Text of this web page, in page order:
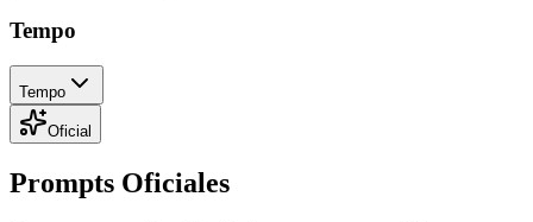
Tempo
Tempo
Oficial
Prompts Oficiales